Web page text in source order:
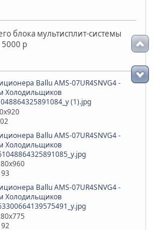
блока мультисплит-системы
5000 р
(1).jpg